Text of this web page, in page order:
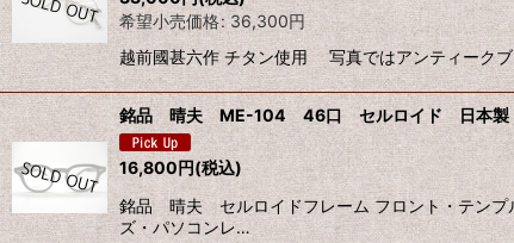
希望小売価格: 36,300円
越前國甚六作 チタン使用 写真ではアンティーク
銘品 晴夫 ME-104 46口 セルロイド 日本
16,800円(税込)
銘品 晴夫 セルロイドフレーム フロント・テンプ
ズ・パソコンレ…